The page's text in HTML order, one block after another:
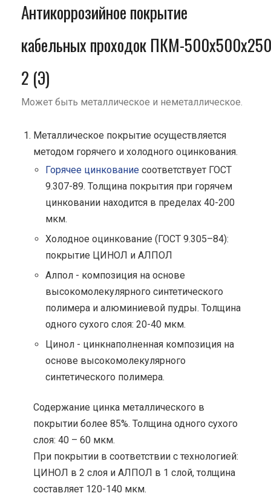
Антикоррозийное покрытие
кабельных проходок ПКМ-
2 (Э)
Может быть металлическое и неметаллическое.
Металлическое покрытие осуществляется
методом горячего и холодного оцинкования.
Горячее цинкование соответствует ГОСТ
9.307-89. Толщина покрытия при горячем
цинковании находится в пределах 40-200
мкм.
Холодное оцинкование (ГОСТ 9.305–84):
покрытие ЦИНОЛ и АЛПОЛ
Алпол - композиция на основе
высокомолекулярного синтетического
полимера и алюминиевой пудры. Толщина
одного сухого слоя: 20-40 мкм.
Цинол - цинкнаполненная композиция на
основе высокомолекулярного
синтетического полимера.
Содержание цинка металлического в
покрытии более 85%. Толщина одного сухого
слоя: 40 – 60 мкм.
При покрытии в соответствии с технологией:
ЦИНОЛ в 2 слоя и АЛПОЛ в 1 слой, толщина
составляет 120-140 мкм.